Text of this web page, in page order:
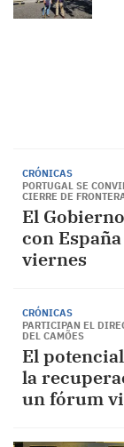
CRÓNICAS
PORTUGAL SE
CIERRE DE
El
con
viernes
CRÓNICAS
PARTICIPAN EL
DEL CAMÕES
El
la
un fórum